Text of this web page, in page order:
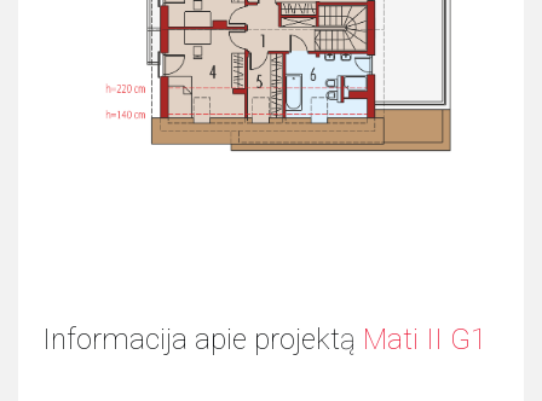
Informacija apie projektą Mati II G1